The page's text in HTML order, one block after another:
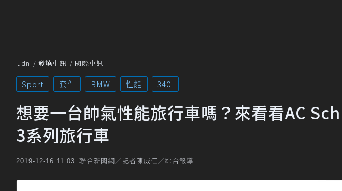
udn 發燒車訊 國際車訊
Sport 套件 BMW 性能 340i
想要一台帥氣性能旅行車嗎？來看看AC
3系列旅行車
2019-12-16 11:03 聯合新聞網／記者陳威任／綜合報導